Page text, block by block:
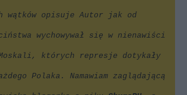
wątków opisuje Autor jak od
wychowywał się w nienawiści
których represje dotykały
Polaka. Namawiam zaglądającą